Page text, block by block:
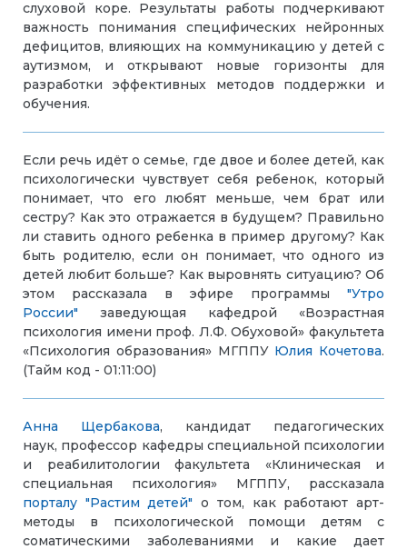
слуховой коре. Результаты работы подчеркивают
важность понимания специфических нейронных
дефицитов, влияющих на коммуникацию у детей с
аутизмом, и открывают новые горизонты для
разработки эффективных методов поддержки и
обучения.
Если речь идёт о семье, где двое и более детей, как
психологически чувствует себя ребенок, который
понимает, что его любят меньше, чем брат или
сестру? Как это отражается в будущем? Правильно
ли ставить одного ребенка в пример другому? Как
быть родителю, если он понимает, что одного из
детей любит больше? Как выровнять ситуацию? Об
этом рассказала в эфире программы "Утро
России" заведующая кафедрой «Возрастная
психология имени проф. Л.Ф. Обуховой» факультета
«Психология образования» МГППУ Юлия Кочетова.
(Тайм код - 01:11:00)
Анна Щербакова, кандидат педагогических
наук, профессор кафедры специальной психологии
и реабилитологии факультета «Клиническая и
специальная психология» МГППУ, рассказала
порталу "Растим детей" о том, как работаютарт-
методы в психологической помощи детям с
соматическими заболеваниями и какие дает